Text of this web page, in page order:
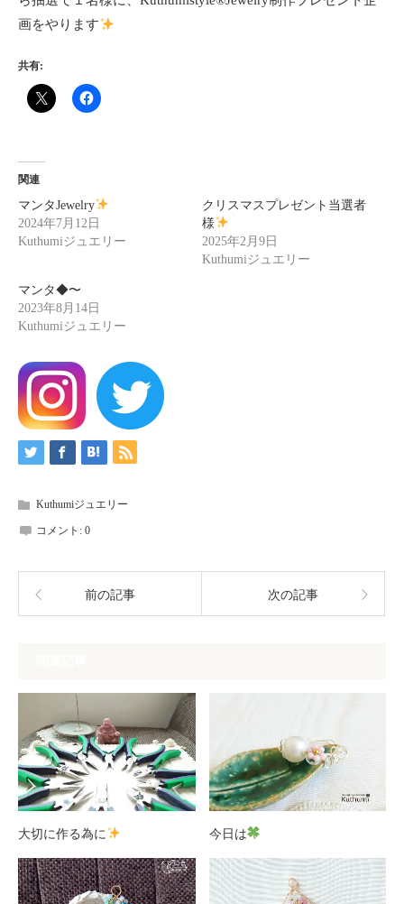
画をやります
共有:
関連
マンタJewelry
2024年7月12日
Kuthumiジュエリー
クリスマスプレゼント当選者
様
2025年2月9日
Kuthumiジュエリー
マンタ◆〜
2023年8月14日
Kuthumiジュエリー
Kuthumiジュエリー
コメント: 0
前の記事 次の記事
大切に作る為に 今日は